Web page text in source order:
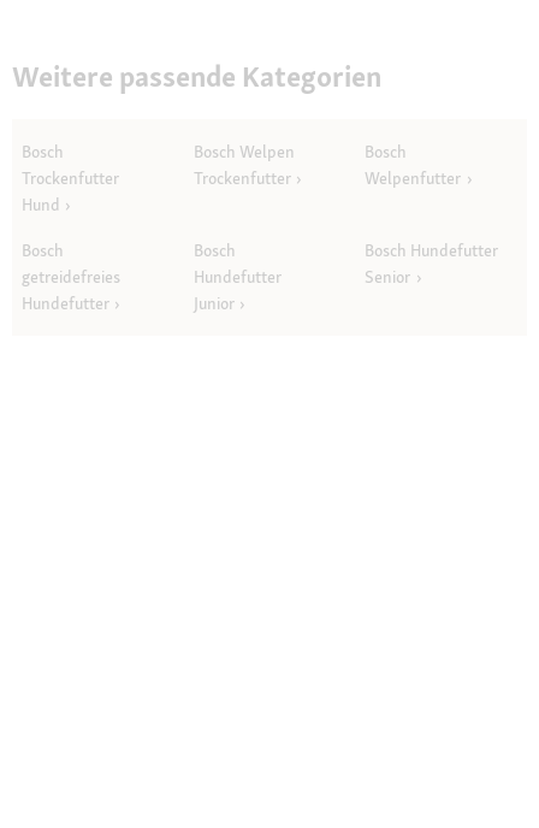
Weitere passende Kategorien
Bosch
Trockenfutter
Hund
Bosch Welpen
Trockenfutter
Bosch
Welpenfutter
Bosch
getreidefreies
Hundefutter
Bosch
Hundefutter
Junior
Bosch Hundefutter
Senior